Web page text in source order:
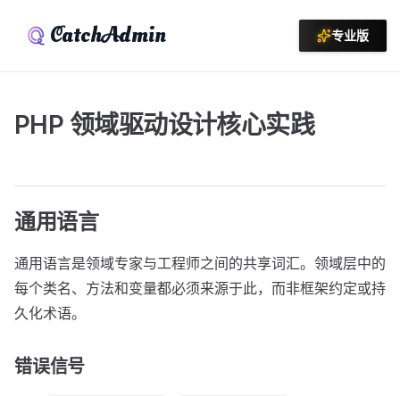
CatchAdmin 专业版
PHP 领域驱动设计核心实践
通用语言
通用语言是领域专家与工程师之间的共享词汇。领域层中的
每个类名、方法和变量都必须来源于此，而非框架约定或持
久化术语。
错误信号